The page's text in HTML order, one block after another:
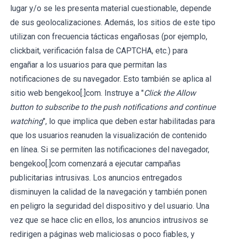
lugar y/o se les presenta material cuestionable, depende
de sus geolocalizaciones. Además, los sitios de este tipo
utilizan con frecuencia tácticas engañosas (por ejemplo,
clickbait, verificación falsa de CAPTCHA, etc.) para
engañar a los usuarios para que permitan las
notificaciones de su navegador. Esto también se aplica al
sitio web bengekoo[.]com. Instruye a "Click the Allow
button to subscribe to the push notifications and continue
watching", lo que implica que deben estar habilitadas para
que los usuarios reanuden la visualización de contenido
en línea. Si se permiten las notificaciones del navegador,
bengekoo[.]com comenzará a ejecutar campañas
publicitarias intrusivas. Los anuncios entregados
disminuyen la calidad de la navegación y también ponen
en peligro la seguridad del dispositivo y del usuario. Una
vez que se hace clic en ellos, los anuncios intrusivos se
redirigen a páginas web maliciosas o poco fiables, y